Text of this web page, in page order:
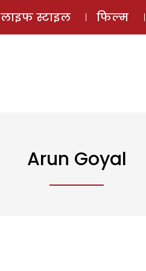
ई-मैगज़ीन
लाइफ स्टाइल फिल्म
Arun Goyal